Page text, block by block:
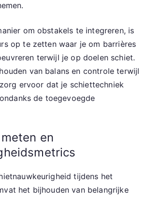
om obstakels te integreren, is
op te zetten waar je om barrières
terwijl je op doelen schiet.
van balans en controle terwijl
ervoor dat je schiettechniek
de toegevoegde
en
tijdens het
het bijhouden van belangrijke